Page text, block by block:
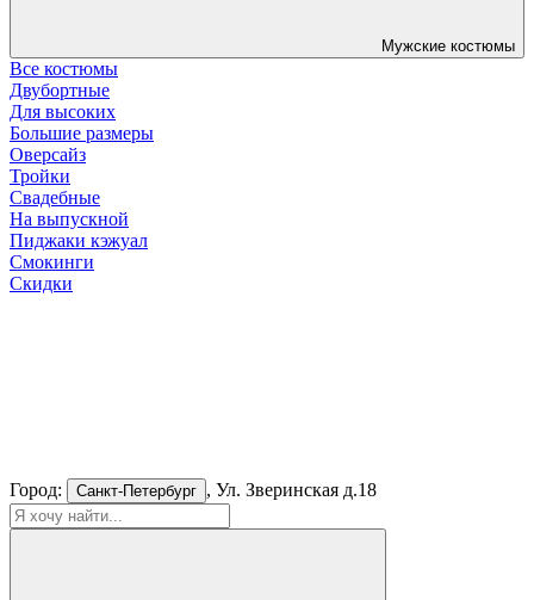
Мужские костюмы
Все костюмы
Двубортные
Для высоких
Большие размеры
Оверсайз
Тройки
Свадебные
На выпускной
Пиджаки кэжуал
Смокинги
Скидки
Город: Санкт-Петербург , Ул. Зверинская д.18